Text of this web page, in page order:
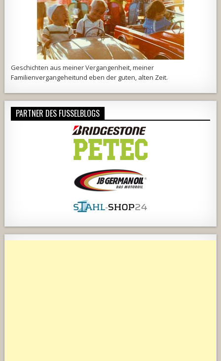
Geschichten aus meiner Vergangenheit, meiner
Familienvergangeheitund eben der guten, alten Zeit.
PARTNER DES FUSSELBLOGS